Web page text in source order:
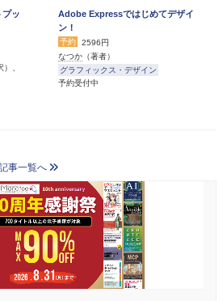
プッ
）、
Adobe Expressではじめてデザイ
ン！
予約
2596円
なつか （著者）
グラフィックス・デザイン
予約受付中
事一覧へ